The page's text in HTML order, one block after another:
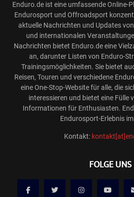
Enduro.de ist eine umfassende Online-
Endurosport und Offroadsport
aktuelle Nachrichten und Updates
und internationalen
Nachrichten bietet Enduro.de eine
an, darunter Listen von Enduro-
Trainingsmöglichkeiten. Sie bietet
Reisen, Touren und verschiedene
eine One-Stop-Website für alle, die
interessieren und bietet eine Fülle
Informationen für Enthusiasten.
Endurosport-Erlebnis
Kontakt:
FOLGE UNS